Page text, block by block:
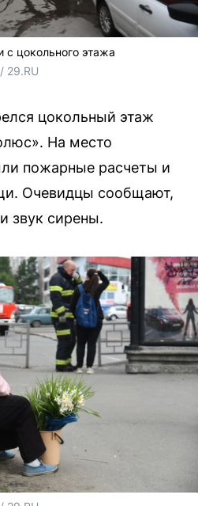
цокольного этажа
29.RU
цокольный этаж
На место
пожарные расчеты и
Очевидцы сообщают,
звук сирены.